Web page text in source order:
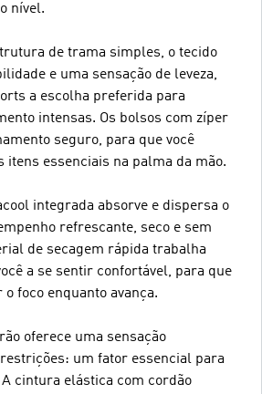
nível.
de trama simples, o tecido
e uma sensação de leveza,
a escolha preferida para
intensas. Os bolsos com zíper
seguro, para que você
itens essenciais na palma da mão.
integrada absorve e dispersa o
refrescante, seco e sem
de secagem rápida trabalha
a se sentir confortável, para que
foco enquanto avança.
oferece uma sensação
um fator essencial para
cintura elástica com cordão